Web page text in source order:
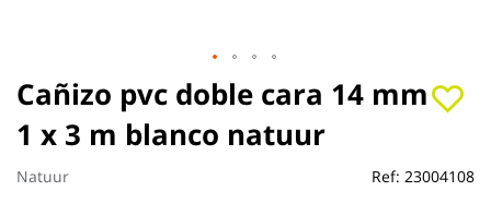
Cañizo pvc doble cara 14 mm
1 x 3 m blanco natuur
Natuur Ref: 23004108
Saltar
al
comienzo
de
la